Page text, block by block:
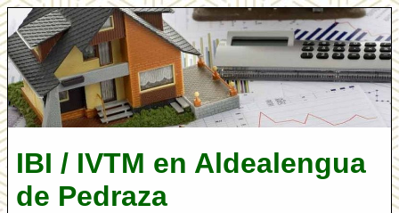
IBI / IVTM en Aldealengua
de Pedraza